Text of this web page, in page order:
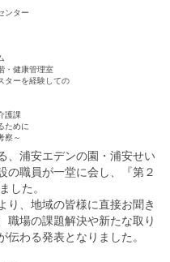
ンター
康管理室
ーを経験しての
護課
ために
～
、浦安エデンの園・浦安せい
の職員が一堂に会し、『第２
した。
り、地域の皆様に直接お聞き
職場の課題解決や新たな取り
わる発表となりました。